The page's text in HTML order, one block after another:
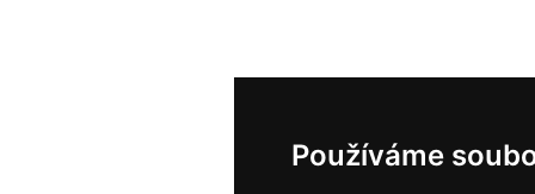
Používáme